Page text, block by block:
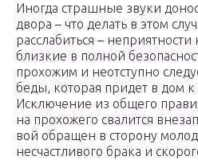
Иногда страшные звуки
двора – что делать в этом
расслабиться –
близкие в полной
прохожим и неотступно
беды, которая придет в дом к
Исключение из общего
на прохожего свалится
вой обращен в сторону
несчастливого брака и